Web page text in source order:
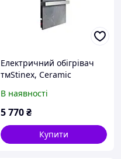
Електричний обігрівач
тмStinex, Ceramic
В наявності
5 770₴
Купити